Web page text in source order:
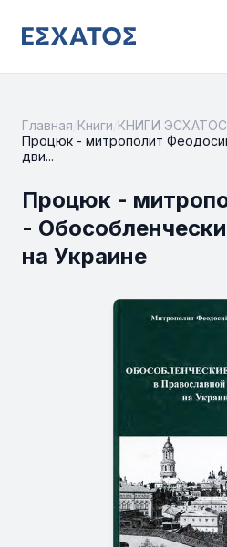
Главная Книги КНИГИ ЭСХАТОС
Процюк - митрополит
дви...
Процюк -
-
на Украине